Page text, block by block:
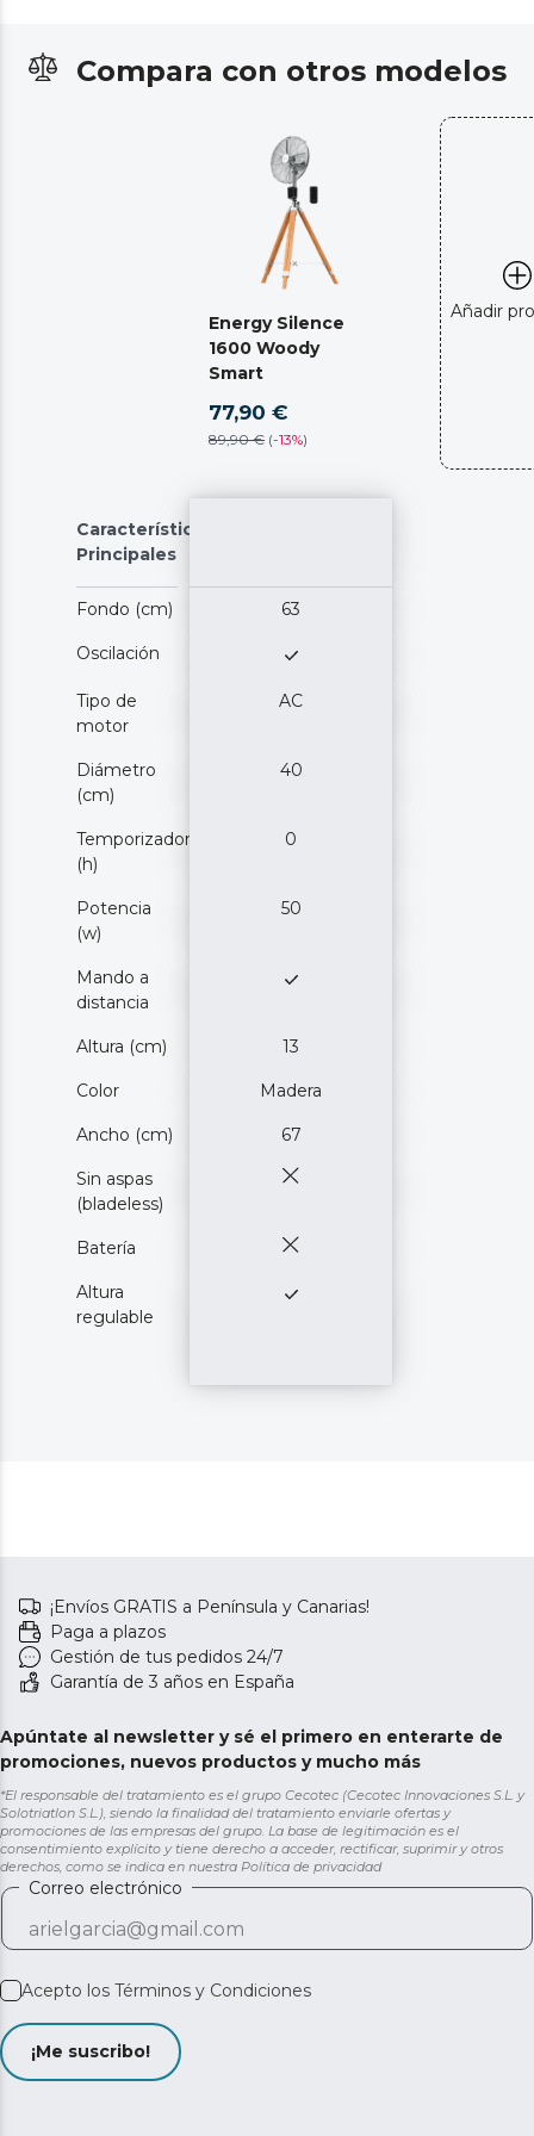
Compara con otros modelos
Energy Silence
1600 Woody
Smart
77,90 €
89,90 € (-13%)
Añadir
Características
Principales
Fondo (cm) 63
Oscilación
Tipo de
motor
AC
Diámetro
(cm)
40
Temporizador
(h)
0
Potencia
(w)
50
Mando a
distancia
Altura (cm) 13
Color Madera
Ancho (cm) 67
Sin aspas
(bladeless)
Batería
Altura
regulable
¡Envíos GRATIS a Península y Canarias!
Paga a plazos
Gestión de tus pedidos 24/7
Garantía de 3 años en España
Apúntate al newsletter y sé el primero en enterarte de
promociones, nuevos productos y mucho más
*El responsable del tratamiento es el grupo Cecotec (Cecotec Innovaciones S.L. y
Solotriatlon S.L.), siendo la finalidad del tratamiento enviarle ofertas y
promociones de las empresas del grupo. La base de legitimación es el
consentimiento explícito y tiene derecho a acceder, rectificar, suprimir y otros
derechos, como se indica en nuestra Política de privacidad
Correo electrónico
Acepto los Términos y Condiciones
¡Me suscribo!